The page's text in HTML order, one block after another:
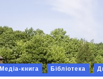
Медіа-книга Бібліотека